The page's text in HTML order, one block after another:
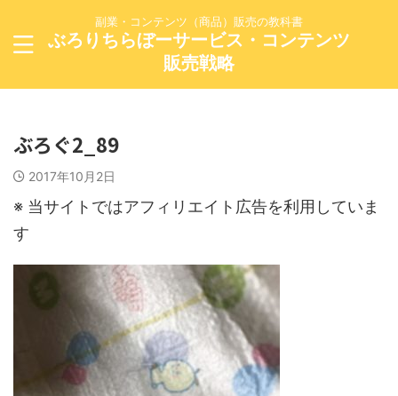
副業・コンテンツ（商品）販売の教科書
ぶろりちらぼーサービス・コンテンツ
販売戦略
ぶろぐ2_89
2017年10月2日
※ 当サイトではアフィリエイト広告を利用していま
す